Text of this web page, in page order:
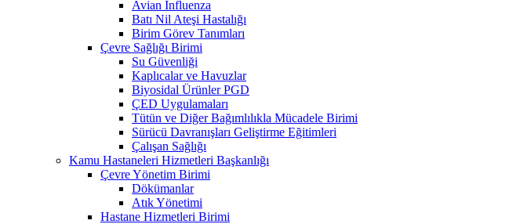
Avian İnfluenza
Batı Nil Ateşi Hastalığı
Birim Görev Tanımları
Çevre Sağlığı Birimi
Su Güvenliği
Kaplıcalar ve Havuzlar
Biyosidal Ürünler PGD
ÇED Uygulamaları
Tütün ve Diğer Bağımlılıkla Mücadele Birimi
Sürücü Davranışları Geliştirme Eğitimleri
Çalışan Sağlığı
Kamu Hastaneleri Hizmetleri Başkanlığı
Çevre Yönetim Birimi
Dökümanlar
Atık Yönetimi
Hastane Hizmetleri Birimi